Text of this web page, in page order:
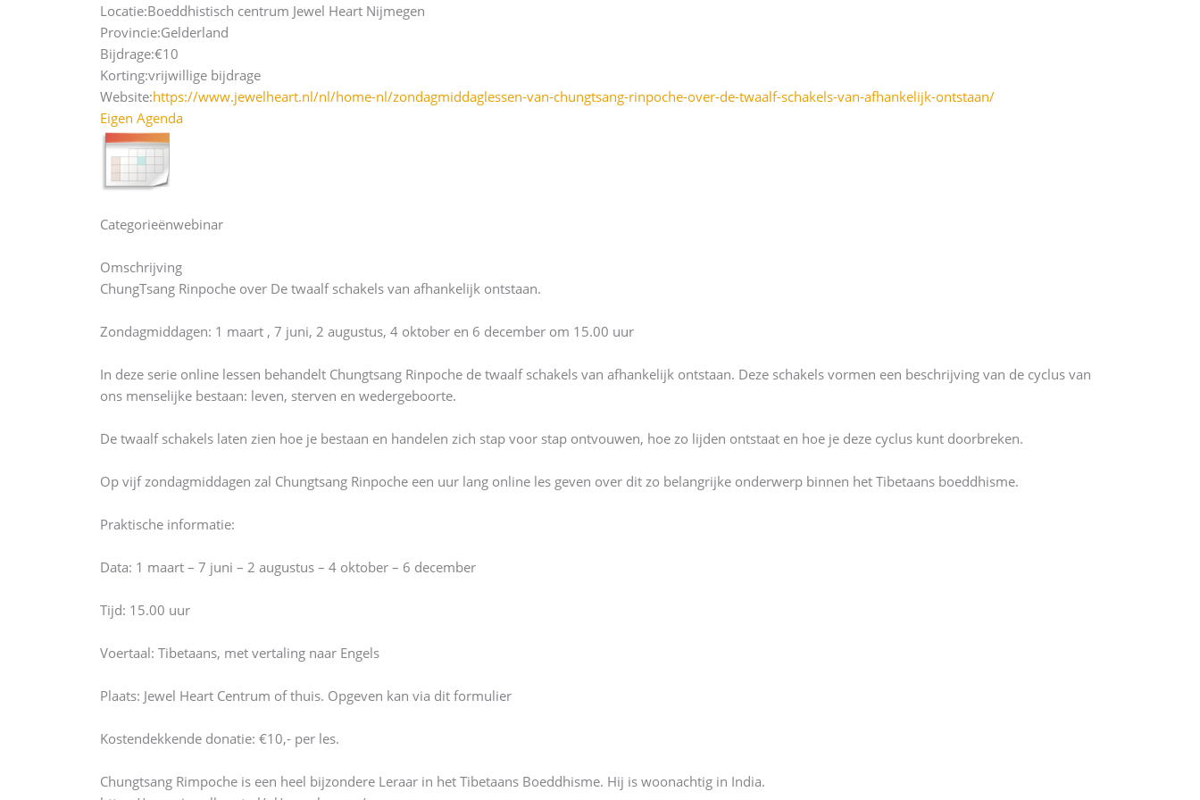
Locatie:Boeddhistisch centrum Jewel Heart Nijmegen
Provincie:Gelderland
Bijdrage:€10
Korting:vrijwillige bijdrage
Website:https://www.jewelheart.nl/nl/home-nl/zondagmiddaglessen-van-chungtsang-rinpoche-over-de-twaalf-schakels-van-afhankelijk-ontstaan/
Eigen Agenda
Categorieënwebinar
Omschrijving
ChungTsang Rinpoche over De twaalf schakels van afhankelijk ontstaan.
Zondagmiddagen: 1 maart , 7 juni, 2 augustus, 4 oktober en 6 december om 15.00 uur
In deze serie online lessen behandelt Chungtsang Rinpoche de twaalf schakels van afhankelijk ontstaan. Deze schakels vormen een beschrijving van de cyclus van
ons menselijke bestaan: leven, sterven en wedergeboorte.
De twaalf schakels laten zien hoe je bestaan en handelen zich stap voor stap ontvouwen, hoe zo lijden ontstaat en hoe je deze cyclus kunt doorbreken.
Op vijf zondagmiddagen zal Chungtsang Rinpoche een uur lang online les geven over dit zo belangrijke onderwerp binnen het Tibetaans boeddhisme.
Praktische informatie:
Data: 1 maart – 7 juni – 2 augustus – 4 oktober – 6 december
Tijd: 15.00 uur
Voertaal: Tibetaans, met vertaling naar Engels
Plaats: Jewel Heart Centrum of thuis. Opgeven kan via dit formulier
Kostendekkende donatie: €10,- per les.
Chungtsang Rimpoche is een heel bijzondere Leraar in het Tibetaans Boeddhisme. Hij is woonachtig in India.